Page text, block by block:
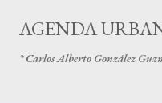
Ir al
AGENDA
* Carlos Alberto González